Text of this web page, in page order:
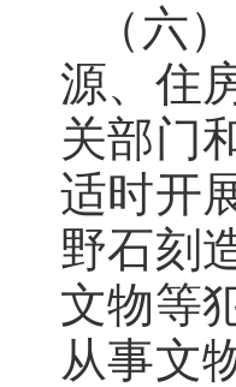
（六
源、住
关部门
适时开
野石刻
文物等
从事文